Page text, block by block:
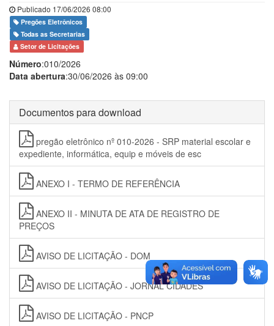
Publicado 17/06/2026 08:00
Pregões Eletrônicos
Todas as Secretarias
Setor de Licitações
Número:010/2026
Data abertura:30/06/2026 às 09:00
Documentos para download
pregão eletrônico nº 010-2026 - SRP material escolar e
expediente, informática, equip e móveis de esc
ANEXO I - TERMO DE REFERÊNCIA
ANEXO II - MINUTA DE ATA DE REGISTRO DE
PREÇOS
AVISO DE LICITAÇÃO - DOM
AVISO DE LICITAÇÃO - JORNAL CIDADES
AVISO DE LICITAÇÃO - PNCP